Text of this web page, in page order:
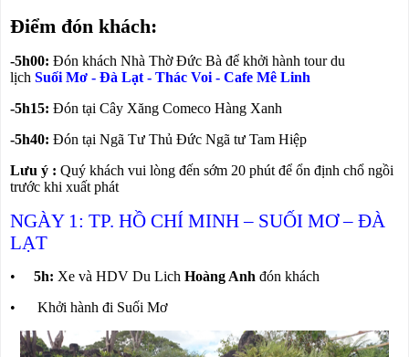
Điểm đón khách:
-5h00: Đón khách Nhà Thờ Đức Bà để khởi hành tour du
lịch Suối Mơ - Đà Lạt - Thác Voi - Cafe Mê Linh
-5h15: Đón tại Cây Xăng Comeco Hàng Xanh
-5h40: Đón tại Ngã Tư Thủ Đức Ngã tư Tam Hiệp
Lưu ý : Quý khách vui lòng đến sớm 20 phút để ổn định chổ ngồi
trước khi xuất phát
NGÀY 1: TP. HỒ CHÍ MINH – SUỐI MƠ – ĐÀ
LẠT
• 5h: Xe và HDV Du Lich Hoàng Anh đón khách
• Khởi hành đi Suối Mơ